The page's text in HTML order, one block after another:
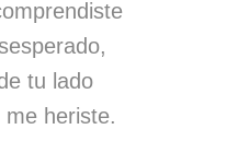
tu lado
heriste.